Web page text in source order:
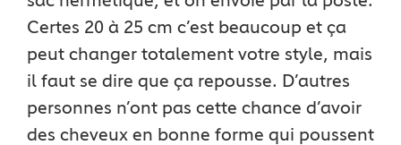
Certes 20 à 25 cm c’est beaucoup et ça
peut changer totalement votre style, mais
il faut se dire que ça repousse. D’autres
personnes n’ont pas cette chance d’avoir
des cheveux en bonne forme qui poussent